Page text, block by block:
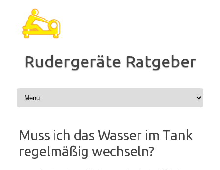
springen
Rudergeräte Ratgeber
Muss ich das Wasser im Tank
regelmäßig wechseln?